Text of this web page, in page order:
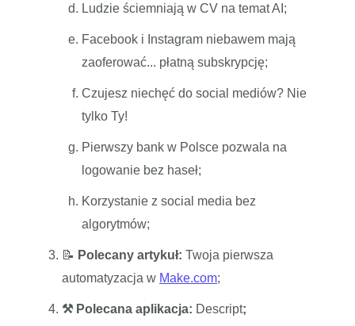
Ludzie ściemniają w CV na temat AI;
Facebook i Instagram niebawem mają
zaoferować... płatną subskrypcję;
Czujesz niechęć do social mediów? Nie
tylko Ty!
Pierwszy bank w Polsce pozwala na
logowanie bez haseł;
Korzystanie z social media bez
algorytmów;
📝 Polecany artykuł: Twoja pierwsza
automatyzacja w Make.com;
⚒️ Polecana aplikacja: Descript;